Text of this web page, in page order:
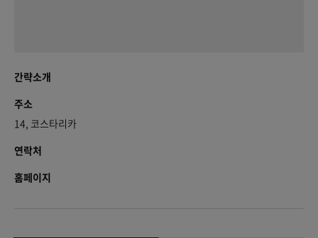
간략소개
주소
14, 코스타리카
연락처
홈페이지